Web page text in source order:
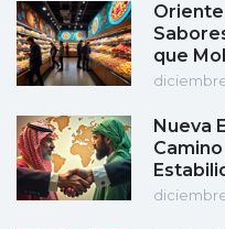
que
Nueva